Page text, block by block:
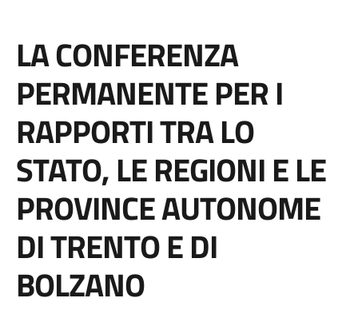
LA CONFERENZA
PERMANENTE PER I
RAPPORTI TRA LO
STATO, LE REGIONI E LE
PROVINCE AUTONOME
DI TRENTO E DI
BOLZANO